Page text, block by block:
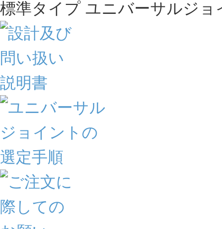
標準タイプ ユニバーサルジョ